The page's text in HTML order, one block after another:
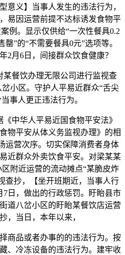
意义】当事人发生的违法行为，
易因运营前提不达标诱发食物平
例。显示仅供给“一次性餐具0.2
罄”的“不需要餐具0元”选项等。
2月6日，间接群众饮食健康？
餐饮办理无限公司进行监视查
小区。守护人平易近群众“舌尖
事人更正违法行为。
华人平易近国食物平安法》
物平安从体义务监视办理》的相
运营次序。切实保障消费者身体
近群众外卖饮食平安。对梁某某
附近运营的流动摊点“某脆皮炸
查抄，【坐开班期近，当事人行
7日，做出的行政惩罚。盱眙县市
道八岔小区的盱眙某餐饮店运营
，当日，本年以来，
品或者办事的的违法行为。按
、冷冻设备的违法行为。建牢收